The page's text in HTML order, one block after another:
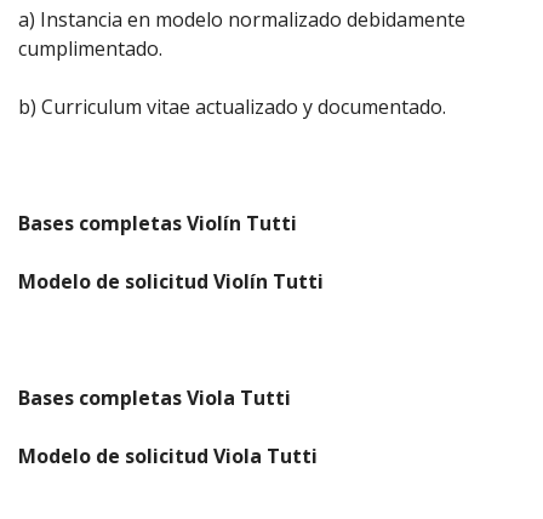
a) Instancia en modelo normalizado debidamente
cumplimentado.
b) Curriculum vitae actualizado y documentado.
Bases completas Violín Tutti
Modelo de solicitud Violín Tutti
Bases completas Viola Tutti
Modelo de solicitud Viola Tutti